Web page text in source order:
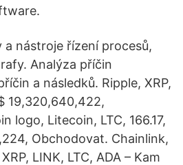
nástroje řízení procesů,
Analýza příčin
a následků. Ripple, XRP,
19,320,640,422,
logo, Litecoin, LTC, 166.17,
Obchodovat. Chainlink,
LINK, LTC, ADA – Kam